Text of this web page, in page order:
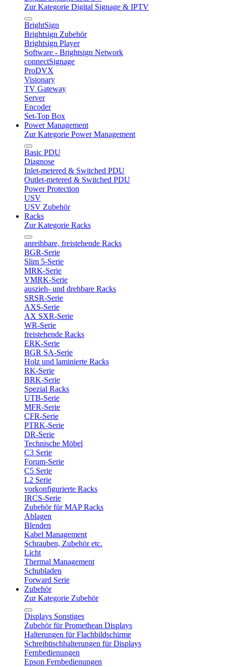
Zur Kategorie Digital Signage & IPTV
BrightSign
Brightsign Zubehör
Brightsign Player
Software - Brightsign Network
connectSignage
ProDVX
Visionary
TV Gateway
Server
Encoder
Set-Top Box
Power Management
Zur Kategorie Power Management
Basic PDU
Diagnose
Inlet-metered & Switched PDU
Outlet-metered & Switched PDU
Power Protection
USV
USV Zubehör
Racks
Zur Kategorie Racks
anreihbare, freistehende Racks
BGR-Serie
Slim 5-Serie
MRK-Serie
VMRK-Serie
auszieh- und drehbare Racks
SRSR-Serie
AXS-Serie
AX SXR-Serie
WR-Serie
freistehende Racks
ERK-Serie
BGR SA-Serie
Holz und laminierte Racks
RK-Serie
BRK-Serie
Spezial Racks
UTB-Serie
MFR-Serie
CFR-Serie
PTRK-Serie
DR-Serie
Technische Möbel
C3 Serie
Forum-Serie
C5 Serie
L2 Serie
vorkonfigurierte Racks
IRCS-Serie
Zubehör für MAP Racks
Ablagen
Blenden
Kabel Management
Schrauben, Zubehör etc.
Licht
Thermal Management
Schubladen
Forward Serie
Zubehör
Zur Kategorie Zubehör
Displays Sonstiges
Zubehör für Promethean Displays
Halterungen für Flachbildschirme
Schreibtischhalterungen für Displays
Fernbedienungen
Epson Fernbedienungen